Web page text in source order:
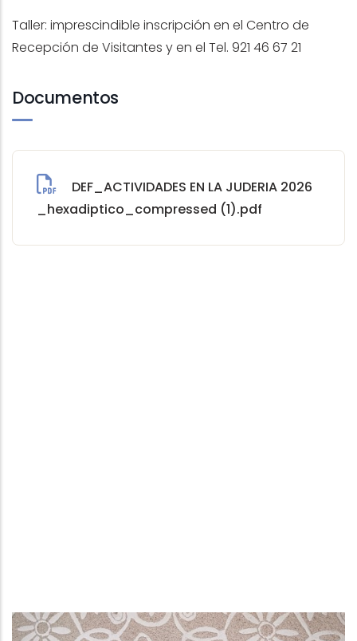
Taller: imprescindible inscripción en el Centro de
Recepción de Visitantes y en el Tel. 921 46 67 21
Documentos
DEF_ACTIVIDADES EN LA JUDERIA 2026
_hexadiptico_compressed (1).pdf